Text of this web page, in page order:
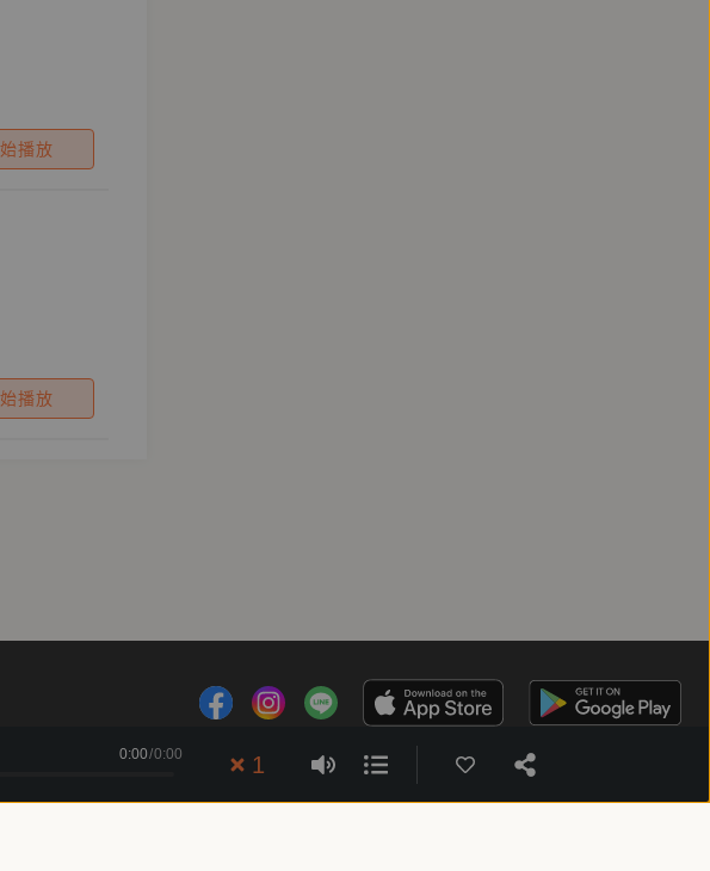
播放
播放
客服時間：週一 ～ 週五10:00 - 18:00（國定假日除外）
Copyright © 2025 精鏡傳媒股份有限公司 All Rights Reserved
0:00/0:00 1